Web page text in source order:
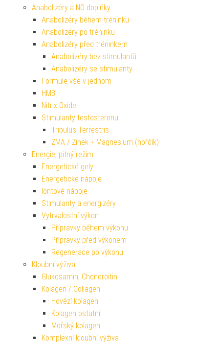
Anabolizéry a NO doplňky
Anabolizéry během tréninku
Anabolizéry po tréninku
Anabolizéry před tréninkem
Anabolizéry bez stimulantů
Anabolizéry se stimulanty
Formule vše v jednom
HMB
Nitrix Oxide
Stimulanty testosteronu
Tribulus Terrestris
ZMA / Zinek + Magnesium (hořčík)
Energie, pitný režim
Energetické gely
Energetické nápoje
Iontové nápoje
Stimulanty a energizéry
Vytrvalostní výkon
Přípravky během výkonu
Přípravky před výkonem
Regenerace po výkonu
Kloubní výživa
Glukosamin, Chondroitin
Kolagen / Collagen
Hovězí kolagen
Kolagen ostatní
Mořský kolagen
Komplexní kloubní výživa